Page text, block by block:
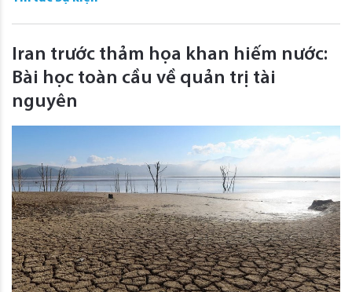
Iran trước thảm họa khan hiếm nước:
Bài học toàn cầu về quản trị tài
nguyên